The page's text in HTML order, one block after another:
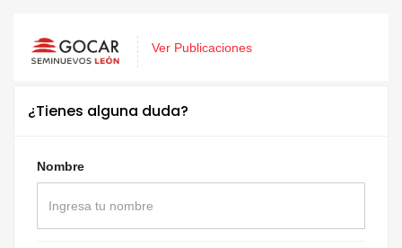
Ver Publicaciones
¿Tienes alguna duda?
Nombre